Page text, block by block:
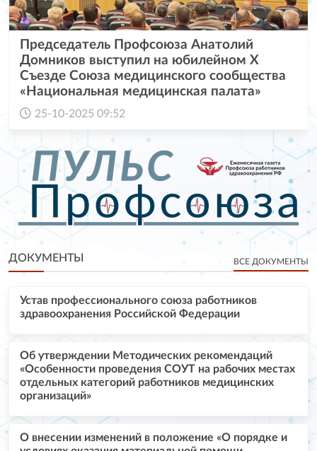
Председатель Профсоюза Анатолий
Домников выступил на юбилейном X
Съезде Союза медицинского сообщества
«Национальная медицинская палата»
25-10-2025 09:52
ДОКУМЕНТЫ ВСЕ ДОКУМЕНТЫ
Устав профессионального союза работников
здравоохранения Российской Федерации
Об утверждении Методических рекомендаций
«Особенности проведения СОУТ на рабочих местах
отдельных категорий работников медицинских
организаций»
О внесении изменений в положение «О порядке и